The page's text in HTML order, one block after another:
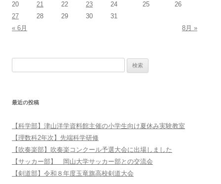
« 6月 8月 »
20
21 22 23 24 25
26
27
28 29 30 31
最近の投稿
【科学部】津山洋学資料館主催の小学生向け夏休み実験教室
【理数科2年次】先端科学研修
【吹奏楽部】吹奏楽コンクール予選大会に出場しました
【サッカー部】 岡山大学サッカー部との交流会
【剣道部】令和８年度玉竜旗高校剣道大会